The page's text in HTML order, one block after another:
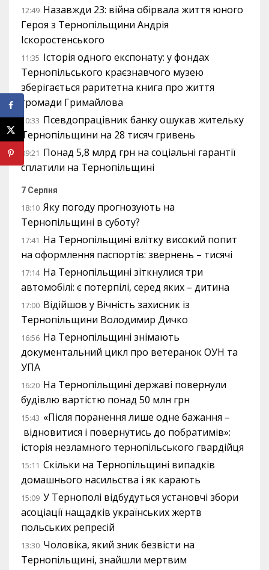
12:49 Назавжди 23: війна обірвала життя юного
Героя з Тернопільщини Андрія
Іскоростенського
11:35 Історія одного експонату: у фондах
Тернопільського краєзнавчого музею
зберігається раритетна книга про життя
громади Гримайлова
10:33 Псевдопрацівник банку ошукав жительку
Тернопільщини на 28 тисяч гривень
09:21 Понад 5,8 млрд грн на соціальні гарантії
сплатили на Тернопільщині
7 Серпня
18:10 Яку погоду прогнозують на
Тернопільщині в суботу?
17:41 На Тернопільщині влітку високий попит
на оформлення паспортів: звернень – тисячі
17:14 На Тернопільщині зіткнулися три
автомобілі: є потерпілі, серед яких – дитина
17:00 Відійшов у Вічність захисник із
Тернопільщини Володимир Дичко
16:56 На Тернопільщині знімають
документальний цикл про ветеранок ОУН та
УПА
16:20 На Тернопільщині державі повернули
будівлю вартістю понад 50 млн грн
15:43 «Після поранення лише одне бажання –
відновитися і повернутись до побратимів»:
історія незламного тернопільського гвардійця
15:11 Скільки на Тернопільщині випадків
домашнього насильства і як карають
15:09 У Тернополі відбудуться установчі збори
асоціації нащадків українських жертв
польських репресій
13:30 Чоловіка, який зник безвісти на
Тернопільщині, знайшли мертвим